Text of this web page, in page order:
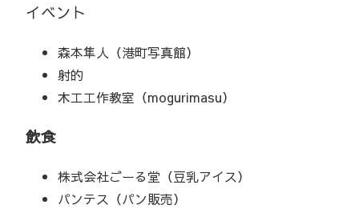
イベント
森本隼人（港町写真館）
射的
木工工作教室（mogurimasu）
飲食
株式会社ごーる堂（豆乳アイス）
パンテス（パン販売）